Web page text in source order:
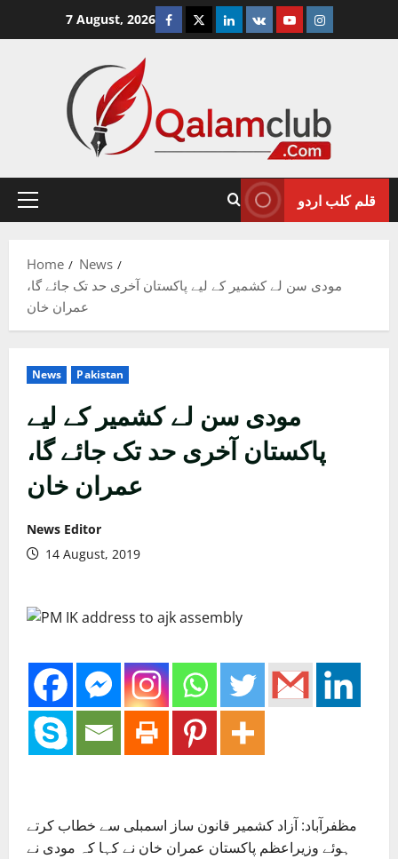
7 August, 2026 Facebook
TwitterLinkedin
VK YoutubeInstagram
Primary
قلم کلب اردو
Home
News
مودی سن لے کشمیر کے لیے پاکستان آخری حد تک جائے گا،
عمران خان
News Pakistan
مودی سن لے کشمیر کے لیے
پاکستان آخری حد تک جائے گا،
عمران خان
News Editor
14 August, 2019
مظفرآباد: آزاد کشمیر قانون ساز اسمبلی سے خطاب کرتے
ہوئے وزیراعظم پاکستان عمران خان نے کہا کہ مودی نے